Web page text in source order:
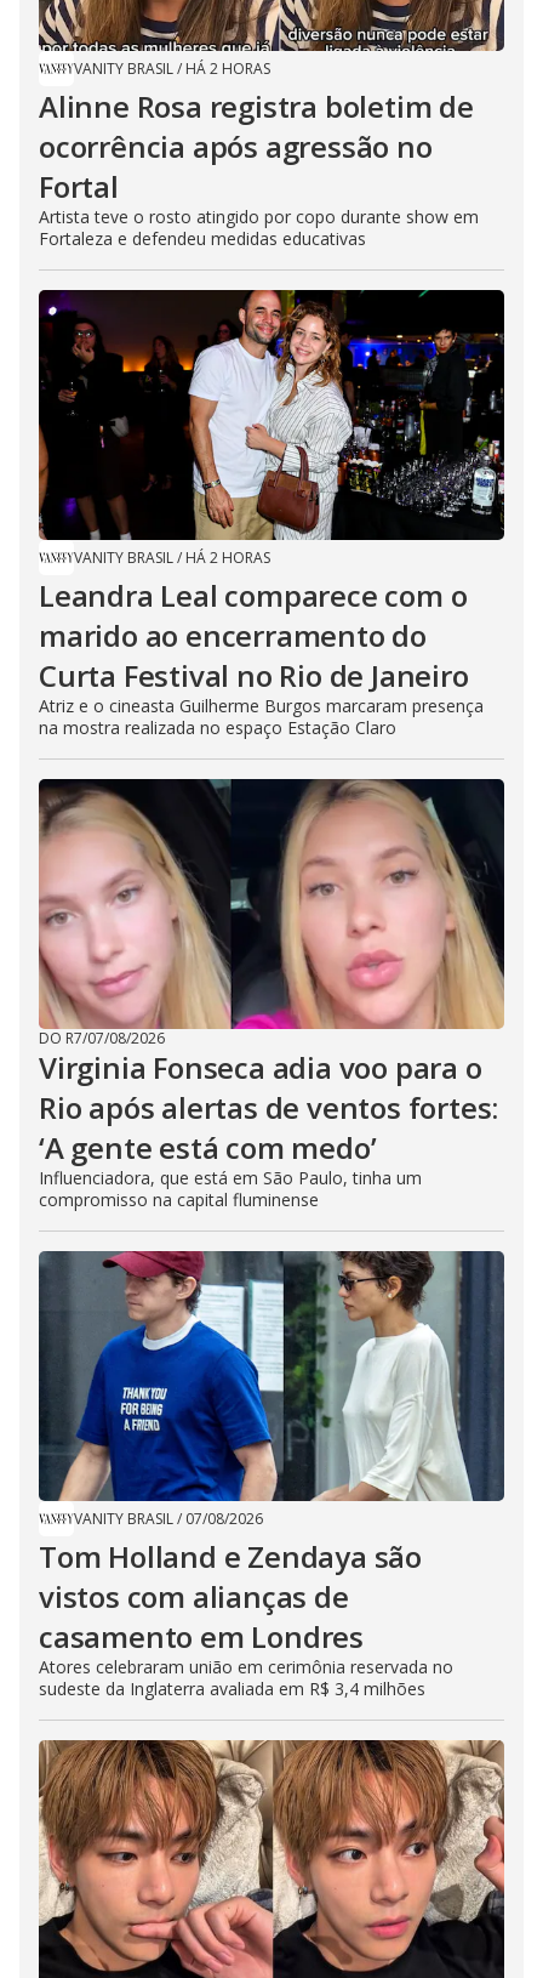
VANITY BRASIL/ HÁ 2 HORAS
Alinne Rosa registra boletim de
ocorrência após agressão no
Fortal
Artista teve o rosto atingido por copo durante show em
Fortaleza e defendeu medidas educativas
VANITY BRASIL/ HÁ 2 HORAS
Leandra Leal comparece com o
marido ao encerramento do
Curta Festival no Rio de Janeiro
Atriz e o cineasta Guilherme Burgos marcaram presença
na mostra realizada no espaço Estação Claro
DO R7/07/08/2026
Virginia Fonseca adia voo para o
Rio após alertas de ventos fortes:
‘A gente está com medo’
Influenciadora, que está em São Paulo, tinha um
compromisso na capital fluminense
VANITY BRASIL/ 07/08/2026
Tom Holland e Zendaya são
vistos com alianças de
casamento em Londres
Atores celebraram união em cerimônia reservada no
sudeste da Inglaterra avaliada em R$ 3,4 milhões